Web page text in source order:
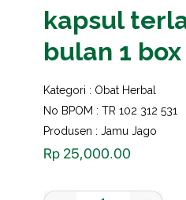
kapsul
bulan 1 box
Kategori : Obat Herbal
No BPOM : TR 102 312 531
Produsen : Jamu Jago
Rp 25,000.00
kapsul terlambat bulan 1